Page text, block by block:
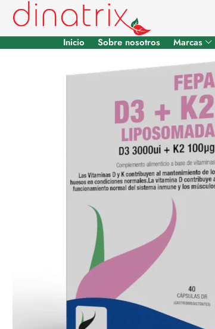
Inicio Sobre nosotros Marcas